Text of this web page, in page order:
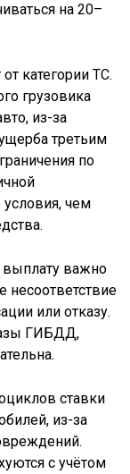
на 20–
категории ТС.
грузовика
из-за
третьим
по
чем
выплату важно
несоответствие
или отказу.
ГИБДД,
ставки
из-за
с учётом